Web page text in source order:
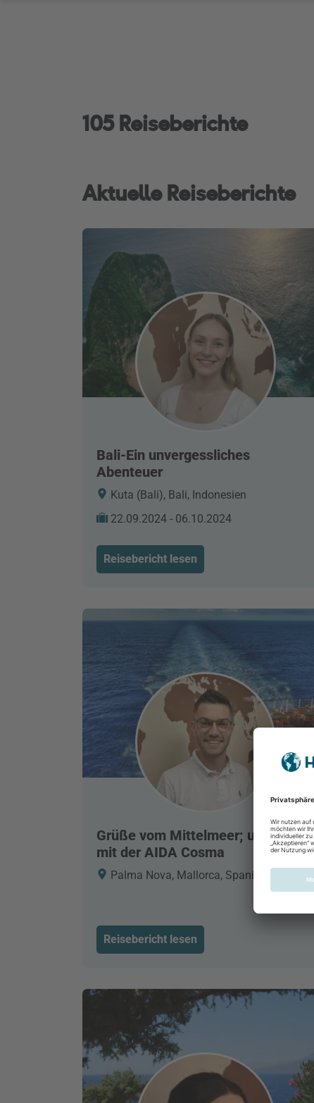
105 Reiseberichte
Aktuelle Reiseberichte
Bali-Ein unvergessliches
Abenteuer
Kuta (Bali), Bali, Indonesien
22.09.2024 - 06.10.2024
Reisebericht lesen
Grüße vom Mittelmeer; unterwegs
mit der AIDA Cosma
Palma Nova, Mallorca, Spanien
Reisebericht lesen